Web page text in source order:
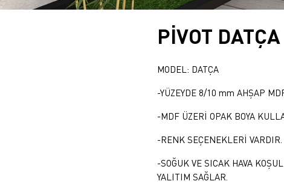
PİVOT
MODEL: DATÇA
-YÜZEYDE 8/10 mm AHŞAP
-MDF ÜZERİ OPAK BOYA
-RENK SEÇENEKLERİ VARDIR.
-SOĞUK VE SICAK HAVA
YALITIM SAĞLAR.